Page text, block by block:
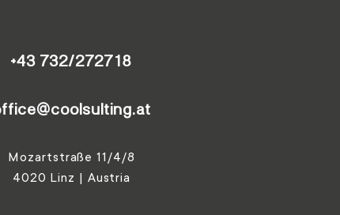
+43 732/272718
Mozartstraße 11/4/8
4020 Linz | Austria